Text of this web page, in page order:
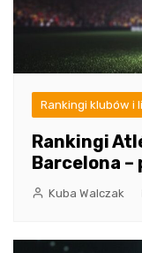
Rankingi klubów i
Rankingi
Barcelona –
Kuba Walczak